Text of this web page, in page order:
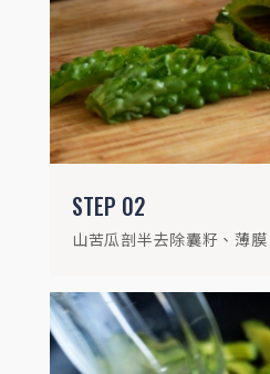
STEP 02
山苦瓜剖半去除囊籽、薄
30毫升水再拌炒為水炒
鐘後取出。